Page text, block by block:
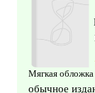
Мягкая обложка
обычное